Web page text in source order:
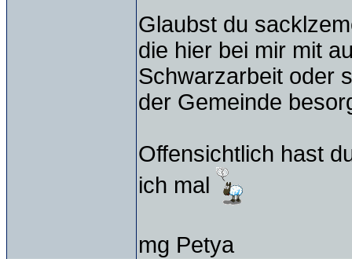
Glaubst du
die hier bei mir mit
Schwarzarbeit oder
der Gemeinde
Offensichtlich hast
ich mal
mg Petya